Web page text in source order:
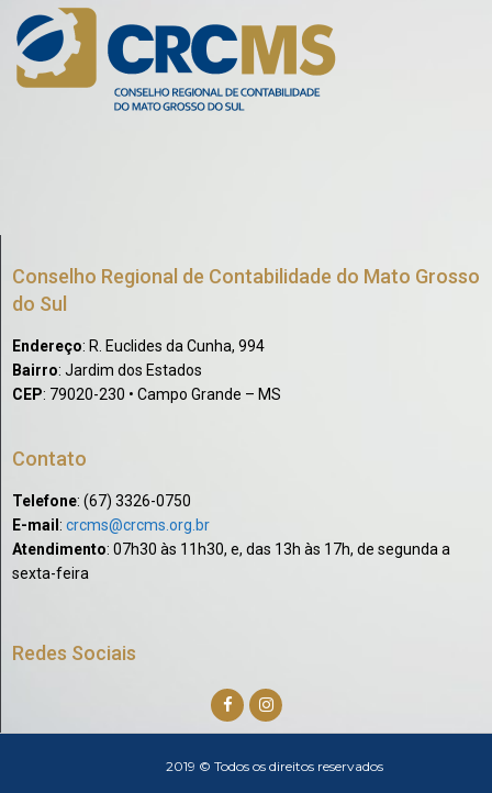
Conselho Regional de Contabilidade do Mato Grosso
do Sul
Endereço: R. Euclides da Cunha, 994
Bairro: Jardim dos Estados
CEP: 79020-230 • Campo Grande – MS
Contato
Telefone: (67) 3326-0750​
E-mail: crcms@crcms.org.br
Atendimento: 07h30 às 11h30, e, das 13h às 17h, de segunda a
sexta-feira
Redes Sociais
2019 © Todos os direitos reservados